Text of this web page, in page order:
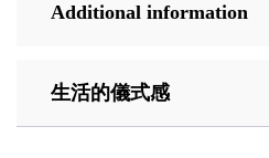
Additional information
生活的儀式感